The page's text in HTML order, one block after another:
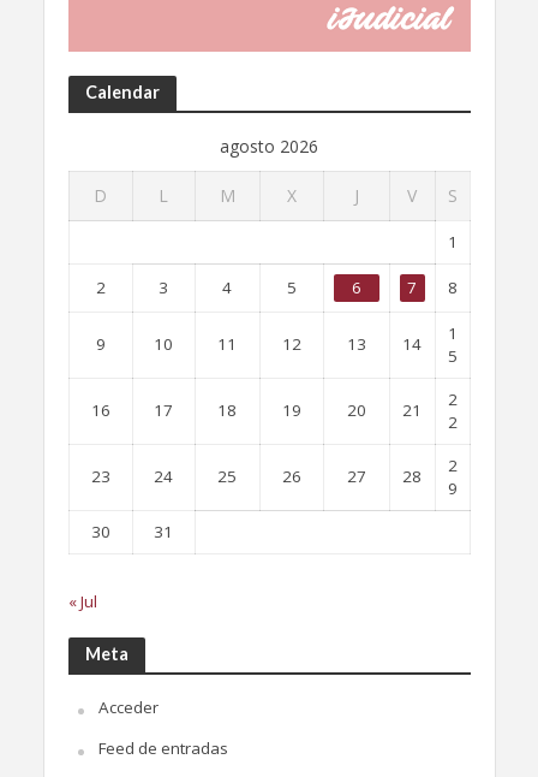
Calendar
agosto 2026
D L M X J V S
1
2 3 4 5 6 7 8
9 10 11 12 13 14
1
5
16 17 18 19 20 21
2
2
23 24 25 26 27 28
2
9
30
31
« Jul
Meta
Acceder
Feed de entradas